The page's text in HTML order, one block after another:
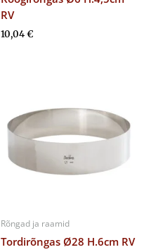
RV
10,04€
Rõngad ja raamid
Tordirõngas Ø28 H.6cm RV